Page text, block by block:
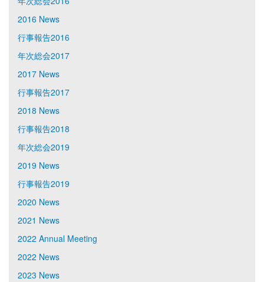
2016 News
行事報告2016
年次総会2017
2017 News
行事報告2017
2018 News
行事報告2018
年次総会2019
2019 News
行事報告2019
2020 News
2021 News
2022 Annual Meeting
2022 News
2023 News